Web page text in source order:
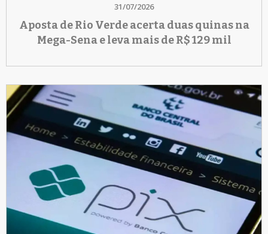
31/07/2026
Aposta de Rio Verde acerta duas quinas na
Mega-Sena e leva mais de R$ 129 mil